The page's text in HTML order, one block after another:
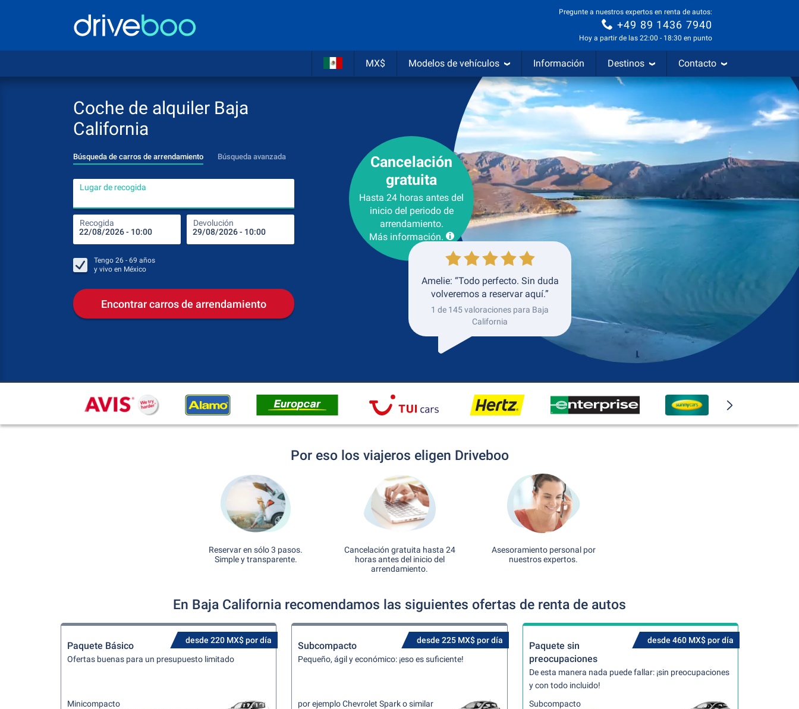
Pregunte a nuestros expertos en renta de autos:
+49 89 1436 7940
Hoy a partir de las 22:00 - 18:30 en punto
MX$ Modelos de vehículos Información Destinos Contacto
Coche de alquiler Baja
California
Búsqueda de carros de arrendamiento Búsqueda avanzada
Lugar de recogida
Recogida Devolución
Lugar de recogida
Lugar de devolución
Devolución
Tengo 26 - 69 años
y vivo en México
Encontrar carros de arrendamiento
Cancelación
gratuita
Hasta 24 horas antes del
inicio del periodo de
arrendamiento.
Más información.
Amelie: “Todo perfecto. Sin duda
volveremos a reservar aquí.”
1 de 145 valoraciones para Baja
California
Por eso los viajeros eligen Driveboo
Reservar en sólo 3 pasos.
Simple y transparente.
Cancelación gratuita hasta 24
horas antes del inicio del
arrendamiento.
Asesoramiento personal por
nuestros expertos.
En Baja California recomendamos las siguientes ofertas de renta de autos
desde 220 MX$ por día
Paquete Básico
Ofertas buenas para un presupuesto limitado
Minicompacto
desde 225 MX$ por día
Subcompacto
Pequeño, ágil y económico: ¡eso es suficiente!
por ejemplo Chevrolet Spark o similar
desde 460 MX$ por día
Paquete sin
preocupaciones
De esta manera nada puede fallar: ¡sin preocupaciones
y con todo incluido!
Subcompacto